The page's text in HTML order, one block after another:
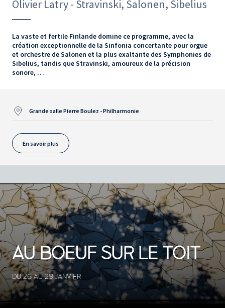
Olivier Latry - Stravinski, Salonen, Sibelius
La vaste et fertile Finlande domine ce programme, avec la
création exceptionnelle de la Sinfonia concertante pour orgue
et orchestre de Salonen et la plus exaltante des Symphonies de
Sibelius, tandis que Stravinski, amoureux de la précision
sonore, …
Grande salle Pierre Boulez - Philharmonie
En savoir plus
AU BOEUF SUR LE TOIT
DU 26 AU 29 JANVIER